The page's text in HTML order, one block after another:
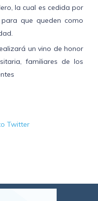
la cual es cedida por
que queden como
un vino de honor
familiares de los